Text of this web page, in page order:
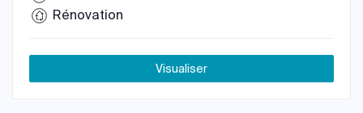
Rénovation
Visualiser